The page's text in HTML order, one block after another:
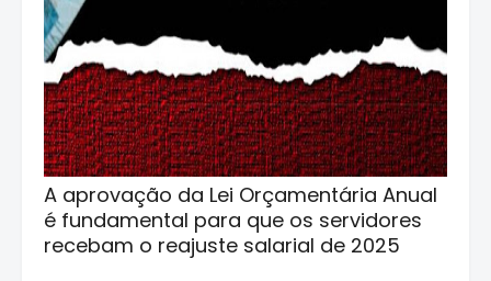
A aprovação da Lei Orçamentária Anual
é fundamental para que os servidores
recebam o reajuste salarial de 2025